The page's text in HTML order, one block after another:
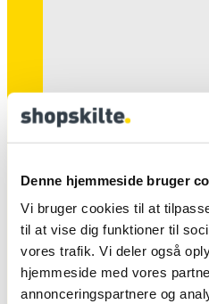
Denne hjemmeside bruger
Vi bruger cookies til at
til at vise dig funktioner til
vores trafik. Vi deler også
hjemmeside med vores
annonceringspartnere og
Snap Rammer Alu